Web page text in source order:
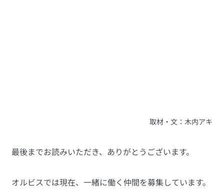
取材・文：木内アキ
最後までお読みいただき、ありがとうございます。
オルビスでは現在、一緒に働く仲間を募集しています。